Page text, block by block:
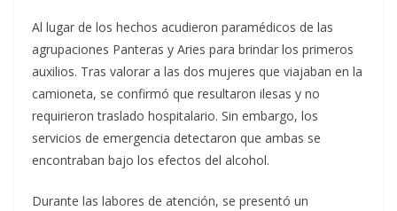
Al lugar de los hechos acudieron paramédicos de las
agrupaciones Panteras y Aries para brindar los primeros
auxilios. Tras valorar a las dos mujeres que viajaban en la
camioneta, se confirmó que resultaron ilesas y no
requirieron traslado hospitalario. Sin embargo, los
servicios de emergencia detectaron que ambas se
encontraban bajo los efectos del alcohol.
Durante las labores de atención, se presentó un